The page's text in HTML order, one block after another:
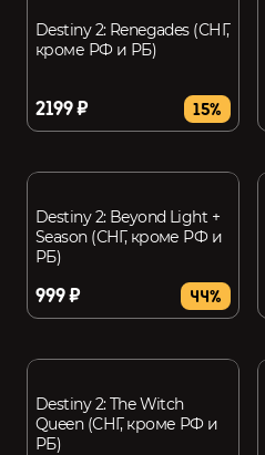
Destiny 2: Renegades (СНГ,
кроме РФ и РБ)
2199 ₽ 15%
Destiny 2: Beyond Light +
Season (СНГ, кроме РФ и
РБ)
999 ₽ 44%
Destiny 2: The Witch
Queen (СНГ, кроме РФ и
РБ)